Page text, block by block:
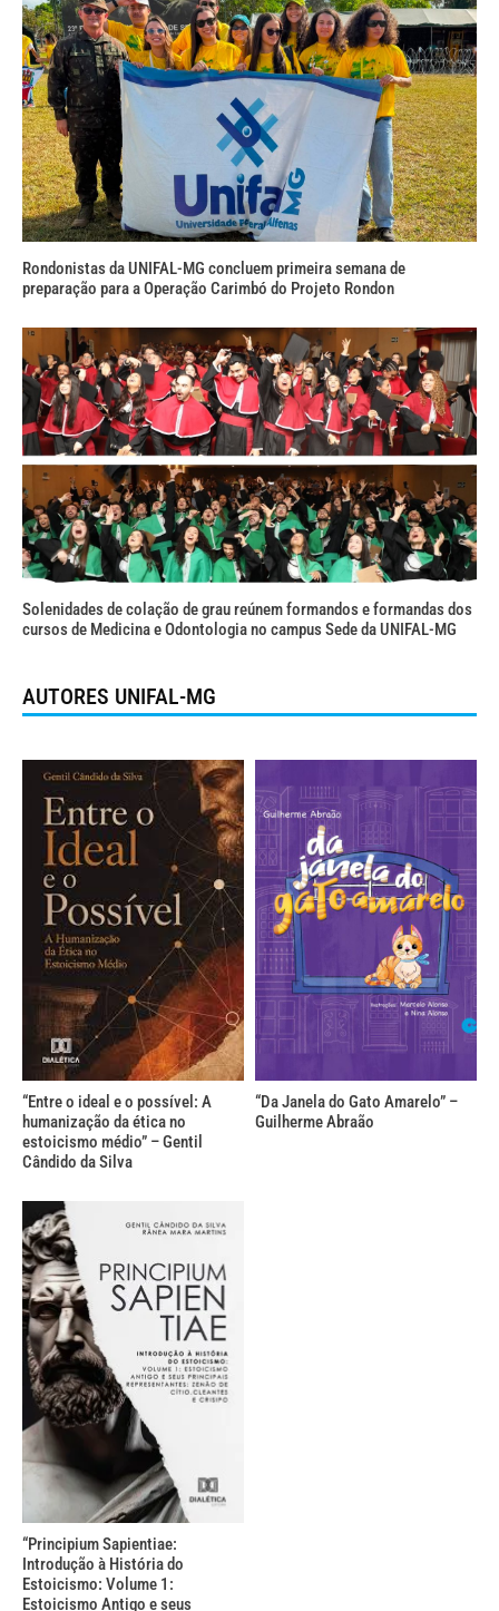
Rondonistas da UNIFAL-MG concluem primeira semana de
preparação para a Operação Carimbó do Projeto Rondon
Solenidades de colação de grau reúnem formandos e formandas dos
cursos de Medicina e Odontologia no campus Sede da UNIFAL-MG
AUTORES UNIFAL-MG
“Entre o ideal e o possível: A
humanização da ética no
estoicismo médio” – Gentil
Cândido da Silva
“Da Janela do Gato Amarelo” –
Guilherme Abraão
“Principium Sapientiae:
Introdução à História do
Estoicismo: Volume 1:
Estoicismo Antigo e seus